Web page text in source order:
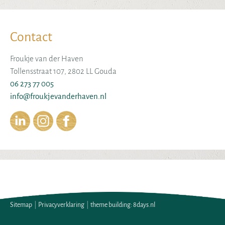
Contact
Froukje van der Haven
Tollensstraat 107, 2802 LL Gouda
06 273 77 005
info@froukjevanderhaven.nl
Sitemap Privacyverklaring theme building: 8days.nl